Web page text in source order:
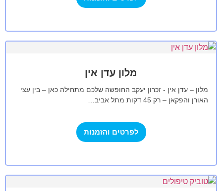
מלון עדן אין
מלון – עדן אין - זכרון יעקב החופשה שלכם מתחילה כאן – בין עצי
האורן והפקאן – רק 45 דקות מתל אביב…
לפרטים והזמנות